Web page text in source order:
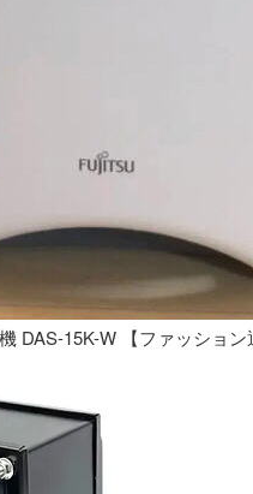
DAS-15K-W 【ファッション